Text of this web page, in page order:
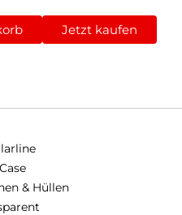
Jetzt kaufen
& Hüllen